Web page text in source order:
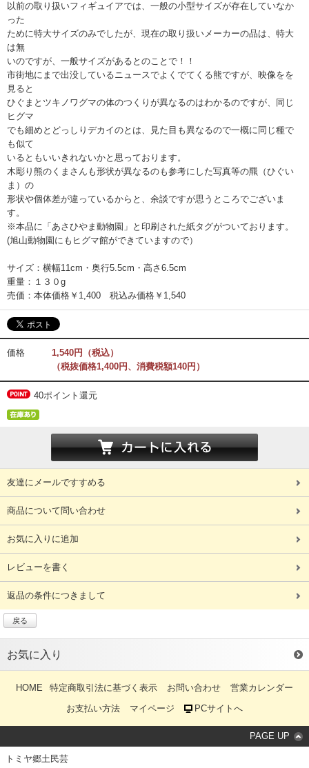
以前の取り扱いフィギュイアでは、一般の小型サイズが存在していなか
った
ために特大サイズのみでしたが、現在の取り扱いメーカーの品は、特大
は無
いのですが、一般サイズがあるとのことで！！
市街地にまで出没しているニュースでよくでてくる熊ですが、映像をを
見ると
ひぐまとツキノワグマの体のつくりが異なるのはわかるのですが、同じ
ヒグマ
でも細めとどっしりデカイのとは、見た目も異なるので一概に同じ種で
も似て
いるともいいきれないかと思っております。
木彫り熊のくまさんも形状が異なるのも参考にした写真等の羆（ひぐい
ま）の
形状や個体差が違っているからと、余談ですが思うところでございま
す。
※本品に「あさひやま動物園」と印刷された紙タグがついております。
(旭山動物園にもヒグマ館ができていますので）
サイズ：横幅11cm・奥行5.5cm・高さ6.5cm
重量：１３０g
売価：本体価格￥1,400 税込み価格￥1,540
価格
1,540円（税込）
（税抜価格1,400円、消費税額140円）
40ポイント還元
友達にメールですすめる
商品について問い合わせ
お気に入りに追加
レビューを書く
返品の条件につきまして
戻る
お気に入り
HOME 特定商取引法に基づく表示 お問い合わせ
営業カレンダー
お支払い方法
マイページ PCサイトへ
PAGE UP
トミヤ郷土民芸